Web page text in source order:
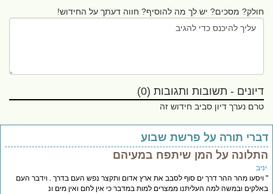
חולק? מסכים? יש לך מה להוסיף? חווה דעתך על החידוש!
דיונים - תשובות ותגובות (0)
טרם נערך דיון סביב חידוש זה
תורה על פרשת שבוע
על המן שיתפח במעיהם
מהר ההר דרך ים סוף לסבב את ארץ אדום ותקצר נפש העם בדרך . וידבר העם
ובמשה למה העליתנו ממצרים למות במדבר כי אין לחם ואין מים ונ